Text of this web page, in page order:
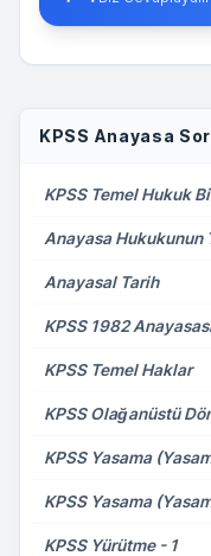
KPSS Anayasa
KPSS Temel Hukuk
Anayasa Hukukunun
Anayasal Tarih
KPSS Temel Haklar
KPSS Olağanüstü
KPSS Yasama
KPSS Yasama
KPSS Yürütme - 1